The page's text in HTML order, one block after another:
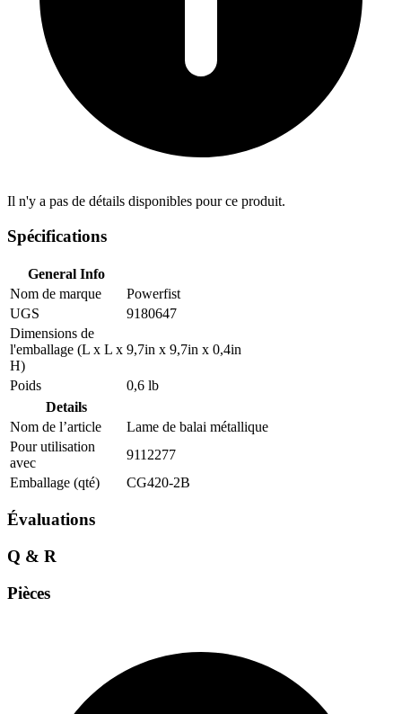
Il n'y a pas de détails disponibles pour ce produit.
Spécifications
General Info
Nom de marque
Powerfist
UGS
9180647
Dimensions de
l'emballage (L x L x
H)
9,7in x 9,7in x 0,4in
Poids
0,6 lb
Details
Nom de l’article
Lame de balai métallique
Pour utilisation
avec
9112277
Emballage (qté)
CG420-2B
Évaluations
Q & R
Pièces